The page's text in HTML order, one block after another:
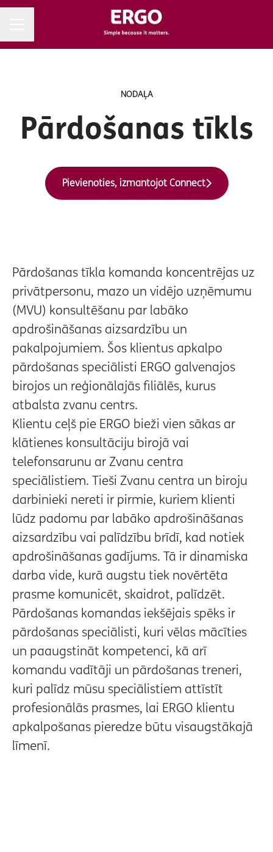
NODAĻA
Pārdošanas tīkls
Pievienoties, izmantojot Connect
Pārdošanas tīkla komanda koncentrējas uz
privātpersonu, mazo un vidējo uzņēmumu
(MVU) konsultēšanu par labāko
apdrošināšanas aizsardzību un
pakalpojumiem. Šos klientus apkalpo
pārdošanas speciālisti ERGO galvenajos
birojos un reģionālajās filiālēs, kurus
atbalsta zvanu centrs.
Klientu ceļš pie ERGO bieži vien sākas ar
klātienes konsultāciju birojā vai
telefonsarunu ar Zvanu centra
speciālistiem. Tieši Zvanu centra un biroju
darbinieki nereti ir pirmie, kuriem klienti
lūdz padomu par labāko apdrošināšanas
aizsardzību vai palīdzību brīdī, kad notiek
apdrošināšanas gadījums. Tā ir dinamiska
darba vide, kurā augstu tiek novērtēta
prasme komunicēt, skaidrot, palīdzēt.
Pārdošanas komandas iekšējais spēks ir
pārdošanas speciālisti, kuri vēlas mācīties
un paaugstināt kompetenci, kā arī
komandu vadītāji un pārdošanas treneri,
kuri palīdz mūsu speciālistiem attīstīt
profesionālās prasmes, lai ERGO klientu
apkalpošanas pieredze būtu visaugstākajā
līmenī.